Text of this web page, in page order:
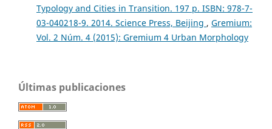
Typology and Cities in Transition. 197 p. ISBN: 978-7-
03-040218-9. 2014. Science Press, Beijing , Gremium:
Vol. 2 Núm. 4 (2015): Gremium 4 Urban Morphology
Últimas publicaciones